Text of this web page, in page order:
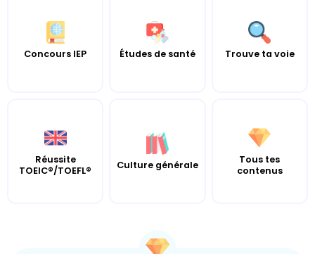
Concours IEP Études de santé Trouve ta voie
Réussite
TOEIC®/TOEFL®
Culture générale
Tous tes
contenus